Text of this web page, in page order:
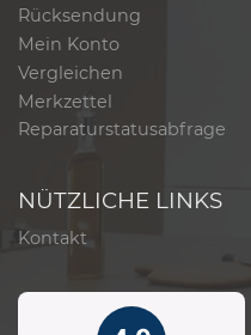
Rücksendung
Mein Konto
Vergleichen
Merkzettel
Reparaturstatusabfrage
NÜTZLICHE LINKS
Kontakt